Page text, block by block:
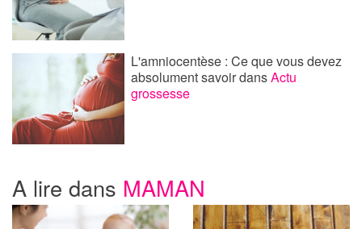
L'amniocentèse : Ce que vous devez
absolument savoirdansActu
grossesse
A lire dans MAMAN